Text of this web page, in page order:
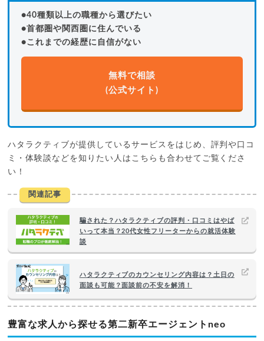
●40種類以上の職種から選びたい
●首都圏や関西圏に住んでいる
●これまでの経歴に自信がない
無料で相談
(公式サイト)
ハタラクティブが提供しているサービスをはじめ、評判や口コ
ミ・体験談などを知りたい人はこちらも合わせてご覧くださ
い！
関連記事
騙された？ハタラクティブの評判・口コミはやば
いって本当？20代女性フリーターからの就活体験
談
ハタラクティブのカウンセリング内容は？土日の
面談も可能？面談前の不安を解消！
豊富な求人から探せる第二新卒エージェントneo